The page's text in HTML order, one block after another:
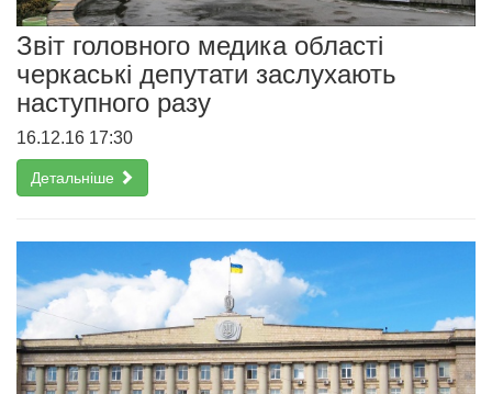
Звіт головного медика області
черкаські депутати заслухають
наступного разу
16.12.16 17:30
Детальніше